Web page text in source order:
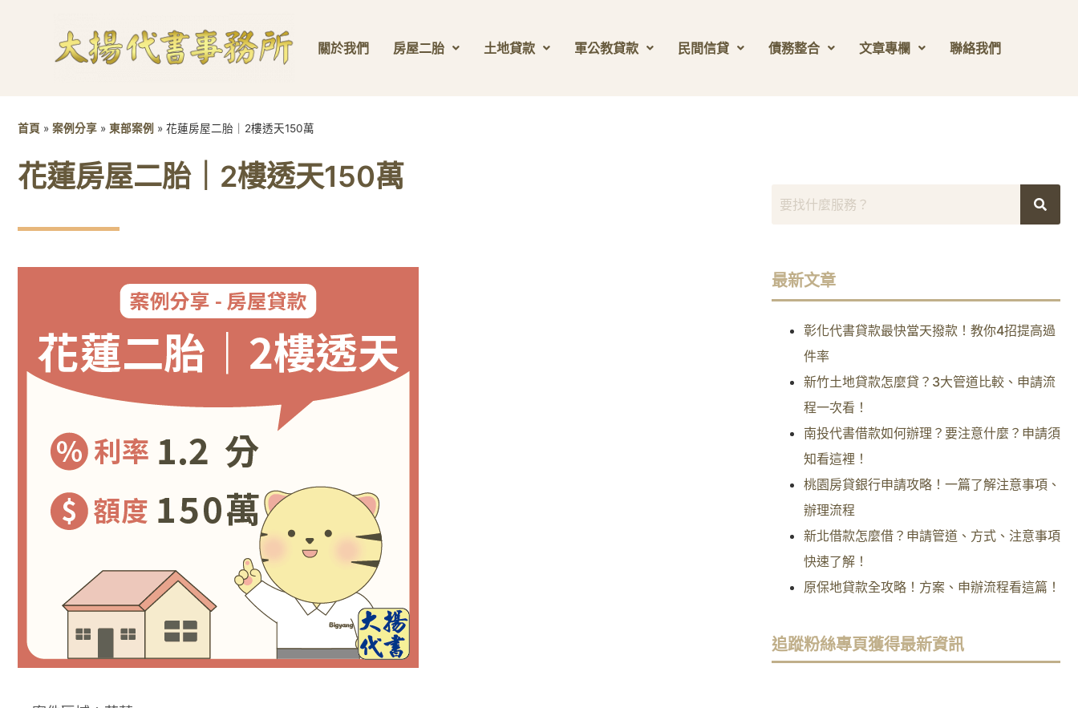
關於我們 房屋二胎 土地貸款 軍公教貸款 民間信貸 債務整合 文章專欄 聯絡我們
首頁 » 案例分享 » 東部案例 » 花蓮房屋二胎｜2樓透天150萬
花蓮房屋二胎｜2樓透天150萬
最新文章
彰化代書貸款最快當天撥款！教你4招提高過
件率
新竹土地貸款怎麼貸？3大管道比較、申請流
程一次看！
南投代書借款如何辦理？要注意什麼？申請須
知看這裡！
桃園房貸銀行申請攻略！一篇了解注意事項、
辦理流程
新北借款怎麼借？申請管道、方式、注意事項
快速了解！
原保地貸款全攻略！方案、申辦流程看這篇！
追蹤粉絲專頁獲得最新資訊